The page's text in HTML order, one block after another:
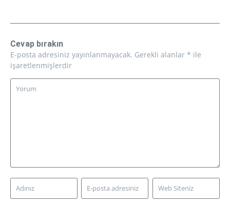
Cevap bırakın
E-posta adresiniz yayınlanmayacak. Gerekli alanlar * ile
işaretlenmişlerdir